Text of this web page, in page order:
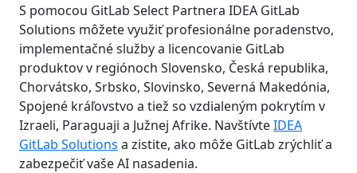
S pomocou GitLab Select Partnera IDEA GitLab
Solutions môžete využiť profesionálne poradenstvo,
implementačné služby a licencovanie GitLab
produktov v regiónoch Slovensko, Česká republika,
Chorvátsko, Srbsko, Slovinsko, Severná Makedónia,
Spojené kráľovstvo a tiež so vzdialeným pokrytím v
Izraeli, Paraguaji a Južnej Afrike. NavštívteIDEA
GitLab Solutions a zistite, ako môže GitLab zrýchliť a
zabezpečiť vaše AI nasadenia.